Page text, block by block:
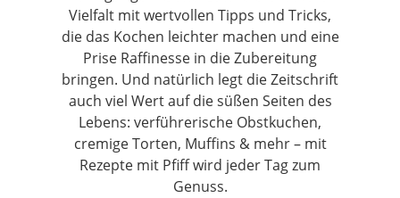
Vielfalt mit wertvollen Tipps und Tricks,
die das Kochen leichter machen und eine
Prise Raffinesse in die Zubereitung
bringen. Und natürlich legt die Zeitschrift
auch viel Wert auf die süßen Seiten des
Lebens: verführerische Obstkuchen,
cremige Torten, Muffins & mehr – mit
Rezepte mit Pfiff wird jeder Tag zum
Genuss.